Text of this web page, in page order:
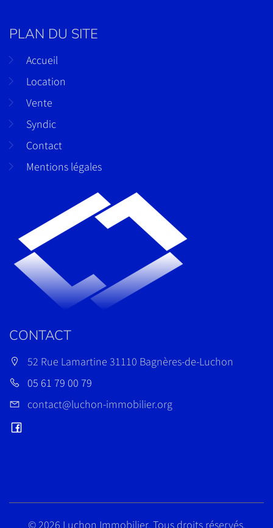
PLAN DU SITE
Accueil
Location
Vente
Syndic
Contact
Mentions légales
CONTACT
52 Rue Lamartine 31110 Bagnères-de-Luchon
05 61 79 00 79
contact@luchon-immobilier.org
© 2026 Luchon Immobilier. Tous droits réservés.